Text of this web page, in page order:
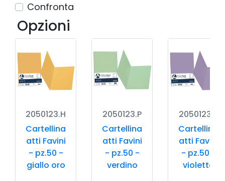
Confronta
Opzioni
2050123.H
Cartellina
atti Favini
- pz.50 -
giallo oro
2050123.P
Cartellina
atti Favini
- pz.50 -
verdino
2050123.J
Cartellina
atti Favini
- pz.50 -
violetto